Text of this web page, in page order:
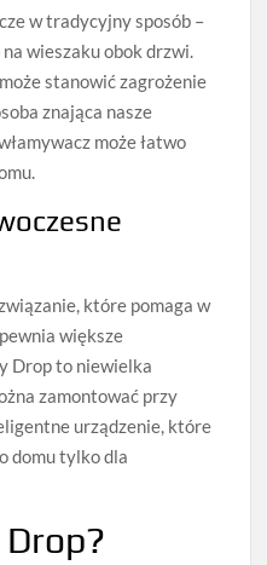
w tradycyjny sposób –
wieszaku obok drzwi.
stanowić zagrożenie
znająca nasze
może łatwo
które pomaga w
większe
Drop to niewielka
zamontować przy
urządzenie, które
domu tylko dla
Drop?